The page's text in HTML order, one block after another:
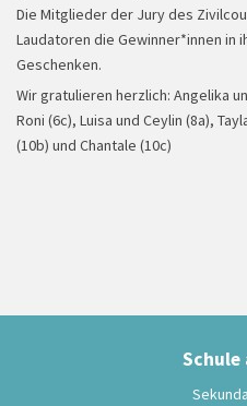
Die Mitglieder der Jury des
Laudatoren die Gewinner*innen in
Geschenken.
Wir gratulieren herzlich: Angelika
Roni (6c), Luisa und Ceylin (8a),
(10b) und Chantale (10c)
Schule